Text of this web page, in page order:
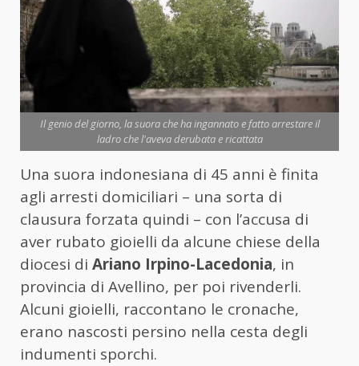
Il genio del giorno, la suora che ha ingannato e fatto arrestare il
ladro che l'aveva derubata e ricattata
Una suora indonesiana di 45 anni è finita
agli arresti domiciliari – una sorta di
clausura forzata quindi – con l’accusa di
aver rubato gioielli da alcune chiese della
diocesi di Ariano Irpino-Lacedonia, in
provincia di Avellino, per poi rivenderli.
Alcuni gioielli, raccontano le cronache,
erano nascosti persino nella cesta degli
indumenti sporchi.